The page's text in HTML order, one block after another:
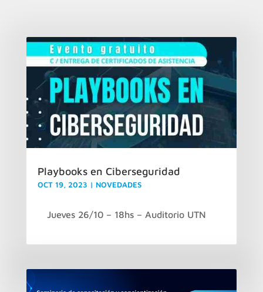
Playbooks en Ciberseguridad
OCT 19, 2023 | NOVEDADES
Jueves 26/10 – 18hs – Auditorio UTN